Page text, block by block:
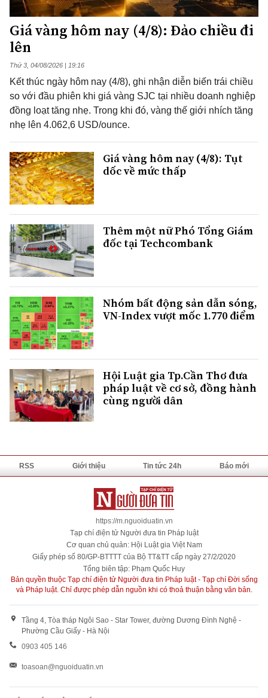
Giá vàng hôm nay (4/8): Đảo chiều đi
lên
Thứ 3, 04/08/2026 | 19:16
Kết thúc ngày hôm nay (4/8), ghi nhận diễn biến trái chiều
so với đầu phiên khi giá vàng SJC tại nhiều doanh nghiệp
đồng loạt tăng nhẹ. Trong khi đó, vàng thế giới nhích tăng
nhẹ lên 4.062,6 USD/ounce.
Giá vàng hôm nay (4/8): Tụt
dốc về mức thấp
Thêm một nữ Phó Tổng Giám
đốc tại Techcombank
Nhóm bất động sản dẫn sóng,
VN-Index vượt mốc 1.770 điểm
Hội Luật gia Tp.Cần Thơ đưa
pháp luật về cơ sở, đồng hành
cùng người dân
RSS Giới thiệu Tin tức 24h Báo mới
https://m.nguoiduatin.vn
Tạp chí điện tử Người đưa tin Pháp luật
Cơ quan chủ quản: Hội Luật gia Việt Nam
Giấy phép số 80/GP-BTTTT của Bộ TT&TT cấp ngày 27/2/2020
Tổng biên tập: Phạm Quốc Huy
Bản quyền thuộc Tạp chí điện tử Người đưa tin Pháp luật - Tạp chí Đời sống
và Pháp luật. Chỉ được phép dẫn nguồn khi có thoả thuận bằng văn bản.
Tầng 4, Tòa tháp Ngôi Sao - Star Tower, đường Dương Đình Nghệ -
Phường Cầu Giấy - Hà Nội
0903 405 146
toasoan@nguoiduatin.vn